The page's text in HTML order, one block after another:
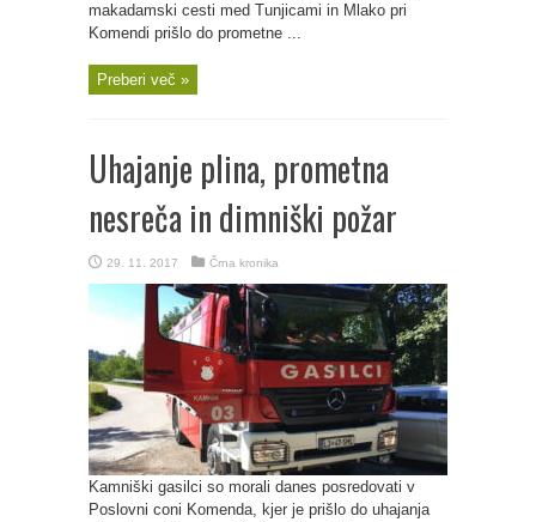
makadamski cesti med Tunjicami in Mlako pri
Komendi prišlo do prometne ...
Preberi več »
Uhajanje plina, prometna
nesreča in dimniški požar
29. 11. 2017 Črna kronika
Kamniški gasilci so morali danes posredovati v
Poslovni coni Komenda, kjer je prišlo do uhajanja